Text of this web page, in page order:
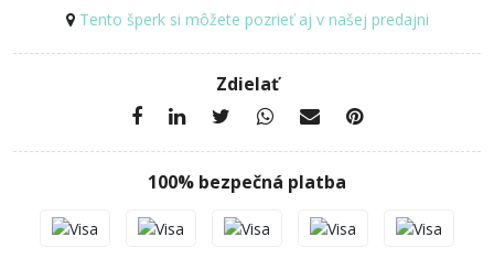
Tento šperk si môžete pozrieť aj v našej predajni
Zdielať
100% bezpečná platba